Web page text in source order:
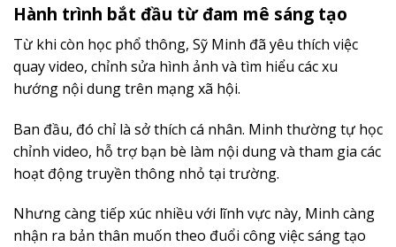
Hành trình bắt đầu từ đam mê sáng tạo
Từ khi còn học phổ thông, Sỹ Minh đã yêu thích việc
quay video, chỉnh sửa hình ảnh và tìm hiểu các xu
hướng nội dung trên mạng xã hội.
Ban đầu, đó chỉ là sở thích cá nhân. Minh thường tự học
chỉnh video, hỗ trợ bạn bè làm nội dung và tham gia các
hoạt động truyền thông nhỏ tại trường.
Nhưng càng tiếp xúc nhiều với lĩnh vực này, Minh càng
nhận ra bản thân muốn theo đuổi công việc sáng tạo